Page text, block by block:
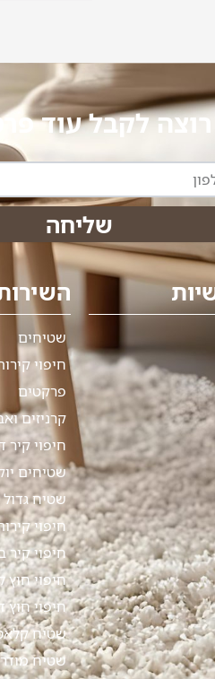
רוצה לקבל עוד
שליחה
שטיחים
חיפוי
פרקטים
קרניזים
חיפוי קיר
שטיחים
שטיח גדול
חיפוי
חיפוי קיר
חיפוי חוץ
חיפוי חוץ
שטיח
שטיח